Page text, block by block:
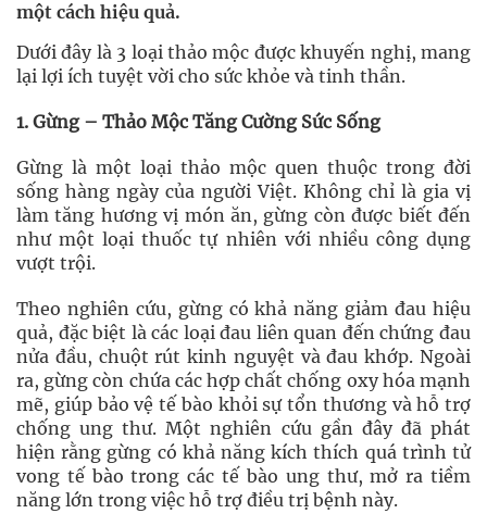
một cách hiệu quả.
Dưới đây là 3 loại thảo mộc được khuyến nghị, mang
lại lợi ích tuyệt vời cho sức khỏe và tinh thần.
1. Gừng – Thảo Mộc Tăng Cường Sức Sống
Gừng là một loại thảo mộc quen thuộc trong đời
sống hàng ngày của người Việt. Không chỉ là gia vị
làm tăng hương vị món ăn, gừng còn được biết đến
như một loại thuốc tự nhiên với nhiều công dụng
vượt trội.
Theo nghiên cứu, gừng có khả năng giảm đau hiệu
quả, đặc biệt là các loại đau liên quan đến chứng đau
nửa đầu, chuột rút kinh nguyệt và đau khớp. Ngoài
ra, gừng còn chứa các hợp chất chống oxy hóa mạnh
mẽ, giúp bảo vệ tế bào khỏi sự tổn thương và hỗ trợ
chống ung thư. Một nghiên cứu gần đây đã phát
hiện rằng gừng có khả năng kích thích quá trình tử
vong tế bào trong các tế bào ung thư, mở ra tiềm
năng lớn trong việc hỗ trợ điều trị bệnh này.